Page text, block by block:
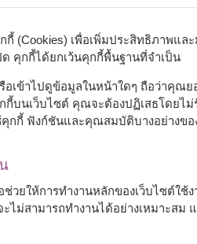
กี้ (Cookies) เพื่อเพิ่มประสิทธิภาพแ
คุกกี้ได้ยกเว้นคุกกี้พื้นฐานที่จำเป็น
อเข้าไปดูข้อมูลในหน้าใดๆ ถือว่าคุณย
บนเว็บไซต์ คุณจะต้องปฏิเสธโดยไม่
กกี้ ฟังก์ชันและคุณสมบัติบางอย่างขอ
วยให้การทำงานหลักของเว็บไซต์ใช้
ไม่สามารถทำงานได้อย่างเหมาะสม